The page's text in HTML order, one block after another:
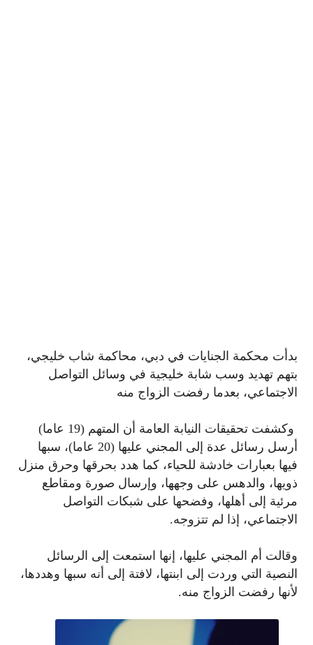
بدأت محكمة الجنايات في دبي، محاكمة شاب خليجي،
بتهم تهديد وسب شابة خليجية في وسائل التواصل
الاجتماعي، بعدما رفضت الزواج منه
وكشفت تحقيقات النيابة العامة أن المتهم (19 عاما)
أرسل رسائل عدة إلى المجني عليها (20 عاما)، سبها
فيها بعبارات خادشة للحياء، كما هدد بحرقها وحرق منزل
ذويها، والدهس على وجهها، وإرسال صورة ومقاطع
مرئية إلى أهلها، وفضحها على شبكات التواصل
الاجتماعي، إذا لم تتزوجه.
وقالت أم المجني عليها، إنها استمعت إلى الرسائل
النصية التي وردت إلى ابنتها، لافتة إلى أنه سبها وهددها،
لأنها رفضت الزواج منه.